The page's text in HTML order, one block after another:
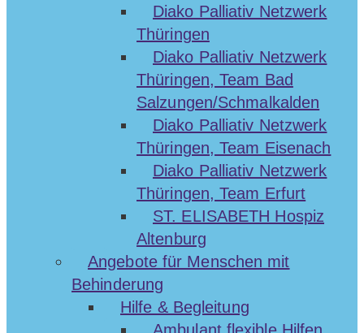
Diako Palliativ Netzwerk
Thüringen
Diako Palliativ Netzwerk
Thüringen, Team Bad
Salzungen/Schmalkalden
Diako Palliativ Netzwerk
Thüringen, Team Eisenach
Diako Palliativ Netzwerk
Thüringen, Team Erfurt
ST. ELISABETH Hospiz
Altenburg
Angebote für Menschen mit
Behinderung
Hilfe & Begleitung